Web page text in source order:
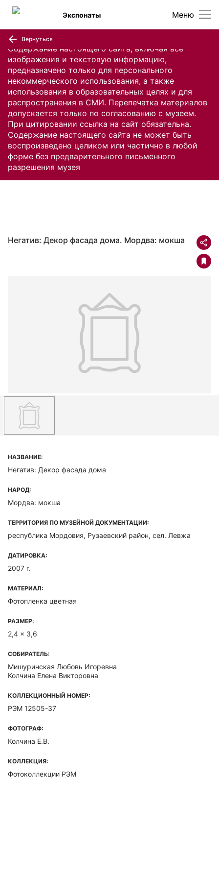
Содержание настоящего сайта, включая все
изображения и текстовую информацию,
предназначено только для персонального
некоммерческого использования, а также
использования в образовательных целях и для
распространения в СМИ. Перепечатка материалов
допускается только по согласованию с музеем.
При цитировании ссылка на сайт обязательна.
Содержание настоящего сайта не может быть
воспроизведено целиком или частично в любой
форме без предварительного письменного
разрешения музея
Меню
Экспонаты
Вернуться
Негатив: Декор фасада дома. Мордва: мокша
НАЗВАНИЕ:
Негатив: Декор фасада дома
НАРОД:
Мордва: мокша
ТЕРРИТОРИЯ ПО МУЗЕЙНОЙ ДОКУМЕНТАЦИИ:
республика Мордовия, Рузаевский район, сел. Левжа
ДАТИРОВКА:
2007 г.
МАТЕРИАЛ:
Фотопленка цветная
РАЗМЕР:
2,4 x 3,6
СОБИРАТЕЛЬ:
Мишуринская Любовь Игоревна
Колчина Елена Викторовна
КОЛЛЕКЦИОННЫЙ НОМЕР:
РЭМ 12505-37
ФОТОГРАФ:
Колчина Е.В.
КОЛЛЕКЦИЯ:
Фотоколлекции РЭМ